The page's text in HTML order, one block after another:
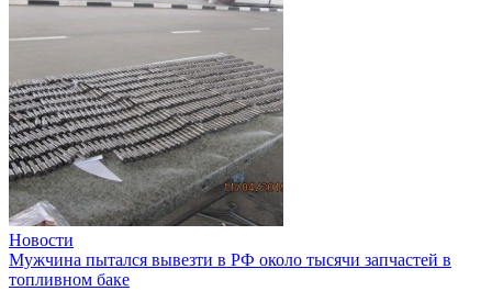
Новости
Мужчина пытался вывезти в РФ около тысячи запчастей в
топливном баке